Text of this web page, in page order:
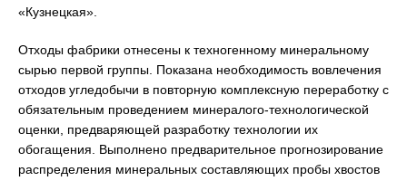
«Кузнецкая».
Отходы фабрики отнесены к техногенному минеральному
сырью первой группы. Показана необходимость вовлечения
отходов угледобычи в повторную комплексную переработку с
обязательным проведением минералого-технологической
оценки, предваряющей разработку технологии их
обогащения. Выполнено предварительное прогнозирование
распределения минеральных составляющих пробы хвостов